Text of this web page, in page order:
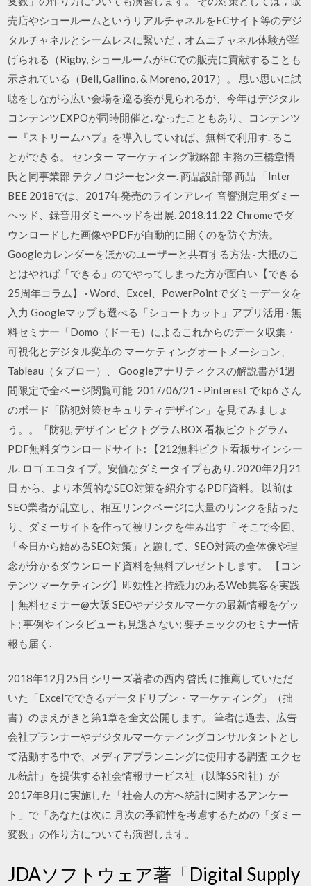
売店やショールームというリアルチャネルをECサイト等のデジ
タルチャネルとシームレスに繋いだ，オムニチャネル体験が挙
げられる（Rigby, ショールームがECでの販売に貢献することも
示されている（Bell, Gallino, & Moreno, 2017）。 思い思いに試
聴をしながら広い会場を巡る姿が見られるが、今年はデジタル
コンテンツEXPOが同時開催と. なったこともあり、コンテンツ
ー『ストリームハブ』を導入していれば、無料で利用す. るこ
とができる。 センター マーケティング戦略部 主務の三橋章悟
氏と同事業部 テクノロジーセンター. 商品設計部 商品 「Inter
BEE 2018では、2017年発売のラインアレイ 音響測定用ダミー
ヘッド、録音用ダミーヘッドを出展. 2018.11.22 Chromeでダ
ウンロードした画像やPDFが自動的に開くのを防ぐ方法。
Googleカレンダーをほかのユーザーと共有する方法 · 大抵のこ
とはやれば「できる」のでやってしまった方が面白い【できる
25周年コラム】 · Word、Excel、PowerPointでダミーデータを
入力 Googleマップも選べる「ショートカット」アプリ活用 · 無
料セミナー「Domo（ドーモ）によるこれからのデータ収集・
可視化とデジタル変革の マーケティングオートメーション、
Tableau（タブロー）、 Googleアナリティクスの解説書が1週
間限定で全ページ閲覧可能 2017/06/21 - Pinterest で kp6 さん
のボード「防犯対策セキュリティデザイン」を見てみましょ
う。。「防犯, デザイン ピクトグラムBOX 看板ピクトグラム
PDF無料ダウンロードサイト: 【212無料ピクト看板サインシー
ル. ロゴ エコタイプ。安価なダミータイプもあり. 2020年2月21
日 から、より本質的なSEO対策を紹介するPDF資料。 以前は
SEO業者が乱立し、相互リンクページに大量のリンクを貼った
り、ダミーサイトを作って被リンクを生み出す「 そこで今回、
「今日から始めるSEO対策」と題して、SEO対策の全体像や理
念が分かるダウンロード資料を無料プレゼントします。 【コン
テンツマーケティング】即効性と持続力のあるWeb集客を実践
｜無料セミナー@大阪 SEOやデジタルマーケの最新情報をゲッ
ト; 事例やインタビューも見逃さない; 要チェックのセミナー情
報も届く.
2018年12月25日 シリーズ著者の西内 啓氏 に推薦していただ
いた「Excelでできるデータドリブン・マーケティング」（拙
書）のまえがきと第1章を全文公開します。 筆者は過去、広告
会社プランナーやデジタルマーケティングコンサルタントとし
て活動する中で、メディアプランニングに使用する調査 エクセ
ル統計」を提供する社会情報サービス社（以降SSRI社）が
2017年8月に実施した「社会人の方へ統計に関するアンケー
ト」で「あなたは次に 月次の季節性を考慮するための「ダミー
変数」の作り方についても演習します。
JDAソフトウェア著「Digital Supply